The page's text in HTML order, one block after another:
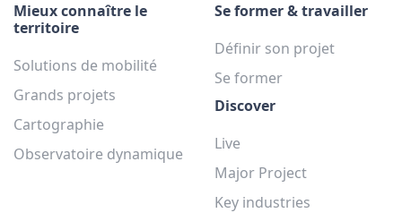
Mieux connaître le
territoire
Solutions de mobilité
Grands projets
Cartographie
Observatoire dynamique
Se former & travailler
Définir son projet
Se former
Discover
Live
Major Project
Key industries